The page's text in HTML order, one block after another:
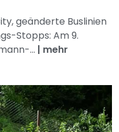
geänderte Buslinien
Stopps: Am 9.
... | mehr